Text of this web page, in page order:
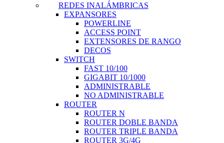
REDES INALÁMBRICAS
EXPANSORES
POWERLINE
ACCESS POINT
EXTENSORES DE RANGO
DECOS
SWITCH
FAST 10/100
GIGABIT 10/1000
ADMINISTRABLE
NO ADMINISTRABLE
ROUTER
ROUTER N
ROUTER DOBLE BANDA
ROUTER TRIPLE BANDA
ROUTER 3G/4G